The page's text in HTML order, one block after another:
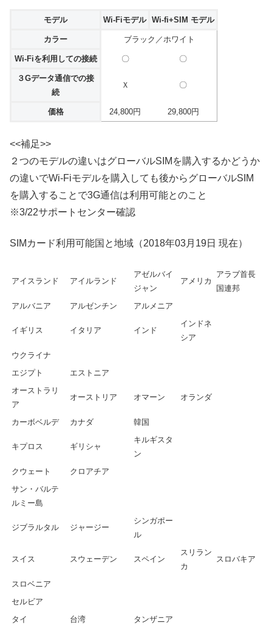
モデル Wi-Fiモデル Wi-fi+SIM モデル
カラー ブラック／ホワイト
Wi-Fiを利用しての接続 〇 〇
３Gデータ通信での接
続
Ｘ 〇
価格 24,800円 29,800円
<<補足>>
２つのモデルの違いはグローバルSIMを購入するかどうか
の違いでWi-Fiモデルを購入しても後からグローバルSIM
を購入することで3G通信は利用可能とのこと
※3/22サポートセンター確認
SIMカード利用可能国と地域（2018年03月19日 現在）
アイスランド アイルランド
アゼルバイ
ジャン
アメリカ
アラブ首長
国連邦
アルバニア
アルゼンチン アルメニア
イギリス イタリア インド
インドネ
シア
ウクライナ
エジプト
エストニア
オーストラリ
ア
オーストリア オマーン オランダ
カーボベルデ カナダ 韓国
キプロス ギリシャ
キルギスタ
ン
クウェート
クロアチア
サン・バルテ
ルミー島
ジブラルタル ジャージー
シンガポー
ル
スイス スウェーデン スペイン
スリラン
カ
スロバキア
スロベニア
セルビア
タイ
台湾
タンザニア